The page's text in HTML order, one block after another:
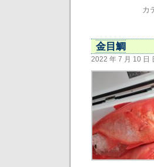
カ
金目鯛
2022 年 7 月 10 日